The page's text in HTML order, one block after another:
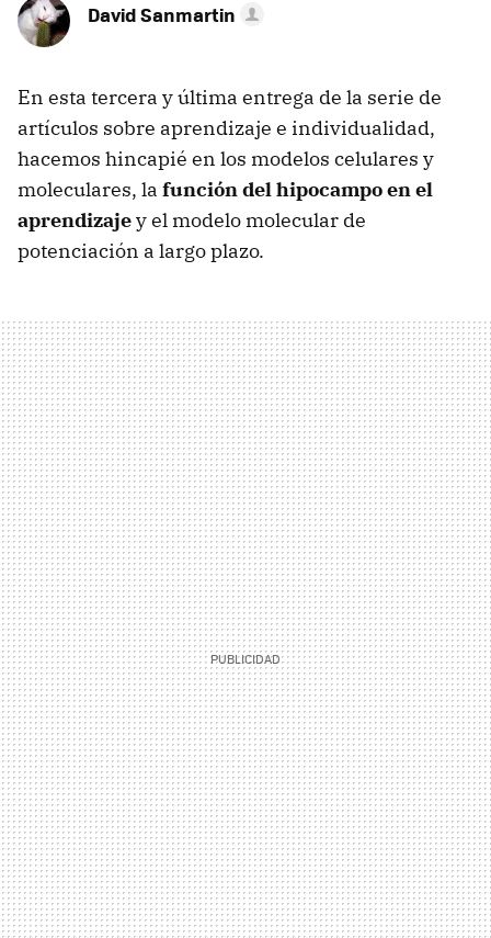
David Sanmartin
En esta tercera y última entrega de la serie de
artículos sobre aprendizaje e individualidad,
hacemos hincapié en los modelos celulares y
moleculares, la función del hipocampo en el
aprendizajey el modelo molecular de
potenciación a largo plazo.